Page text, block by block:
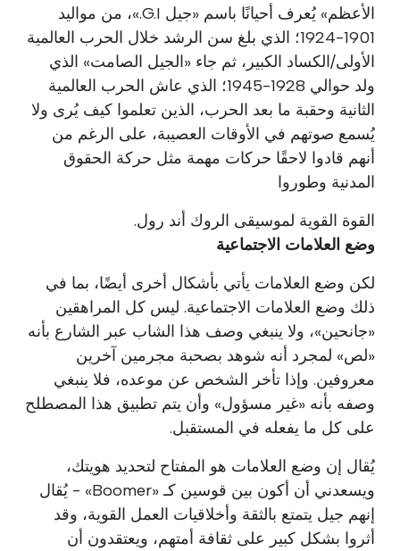
الأعظم» يُعرف أحيانًا باسم «جيل G.I.»، من مواليد
1901-1924؛ الذي بلغ سن الرشد خلال الحرب العالمية
الأولى/الكساد الكبير، ثم جاء «الجيل الصامت» الذي
ولد حوالي 1928-1945؛ الذي عاش الحرب العالمية
الثانية وحقبة ما بعد الحرب، الذين تعلموا كيف يُرى ولا
يُسمع صوتهم في الأوقات العصيبة، على الرغم من
أنهم قادوا لاحقًا حركات مهمة مثل حركة الحقوق
المدنية وطوروا
القوة القوية لموسيقى الروك أند رول.
وضع العلامات الاجتماعية
لكن وضع العلامات يأتي بأشكال أخرى أيضًا، بما في
ذلك وضع العلامات الاجتماعية. ليس كل المراهقين
«جانحين»، ولا ينبغي وصف هذا الشاب عبر الشارع بأنه
«لص» لمجرد أنه شوهد بصحبة مجرمين آخرين
معروفين. وإذا تأخر الشخص عن موعده، فلا ينبغي
وصفه بأنه «غير مسؤول» وأن يتم تطبيق هذا المصطلح
على كل ما يفعله في المستقبل.
يُقال إن وضع العلامات هو المفتاح لتحديد هويتك،
ويسعدني أن أكون بين قوسين كـ «Boomer» - يُقال
إنهم جيل يتمتع بالثقة وأخلاقيات العمل القوية، وقد
أثروا بشكل كبير على ثقافة أمتهم، ويعتقدون أن